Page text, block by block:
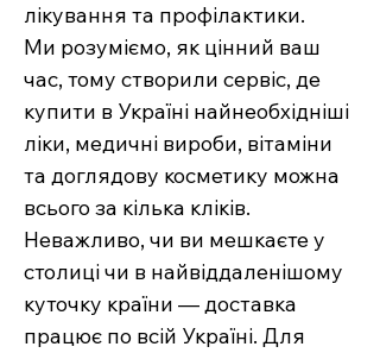
лікування та профілактики.
Ми розуміємо, як цінний ваш
час, тому створили сервіс, де
купити в Україні найнеобхідніші
ліки, медичні вироби, вітаміни
та доглядову косметику можна
всього за кілька кліків.
Неважливо, чи ви мешкаєте у
столиці чи в найвіддаленішому
куточку країни — доставка
працює по всій Україні. Для